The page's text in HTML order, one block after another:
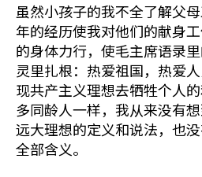
虽然小孩子的我不全了解父
年的经历使我对他们的献身
的身体力行，使毛主席语录
灵里扎根：热爱祖国，热爱
现共产主义理想去牺牲个人
多同龄人一样，我从来没有
远大理想的定义和说法，也
全部含义。